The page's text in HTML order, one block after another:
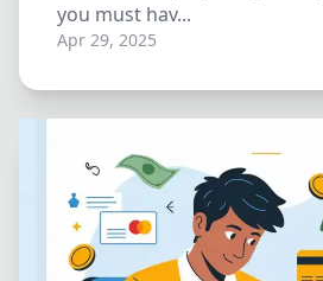
you must hav...
Apr 29, 2025